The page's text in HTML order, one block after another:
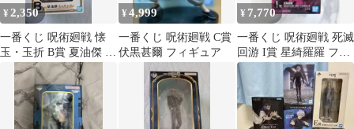
¥ 2,350
一番くじ 呪術廻戦 懐
玉・玉折 B賞 夏油傑 フ
ィギュア
¥4,999
一番くじ 呪術廻戦 C賞
伏黒甚爾 フィギュア
¥ 7,770
一番くじ 呪術廻戦 死滅
回游 I賞 星綺羅羅 フィ
ギュア